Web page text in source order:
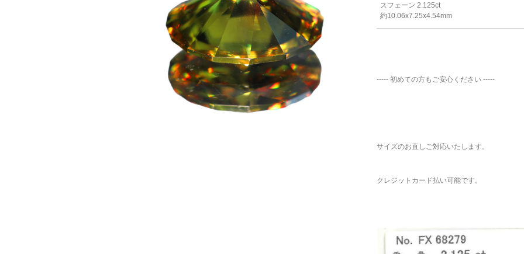
スフェーン 2.125ct
約10.06x7.25x4.54mm
----- 初めての方もご安心ください -----
サイズのお直しご対応いたします。
クレジットカード払い可能です。